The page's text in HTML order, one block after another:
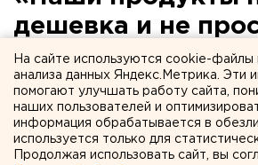
дешевка и не
как работают
Екатеринбурге
На сайте используются cookie-файлы
анализа данных Яндекс.Метрика. Эти
помогают улучшать работу сайта,
наших пользователей и
информация обрабатывается в
используется только для
Продолжая использовать сайт, вы